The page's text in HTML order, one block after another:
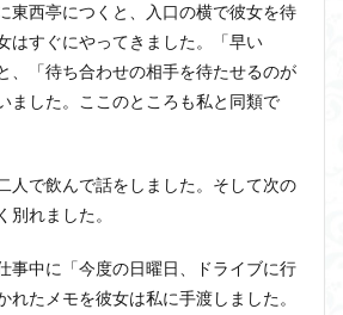
東西亭につくと、入口の横で彼女を待
はすぐにやってきました。「早い
、「待ち合わせの相手を待たせるのが
ました。ここのところも私と同類で
人で飲んで話をしました。そして次の
別れました。
事中に「今度の日曜日、ドライブに行
れたメモを彼女は私に手渡しました。